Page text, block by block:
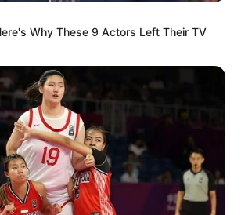
Why These 9 Actors Left Their TV